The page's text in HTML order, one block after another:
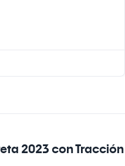
2023 con Tracción